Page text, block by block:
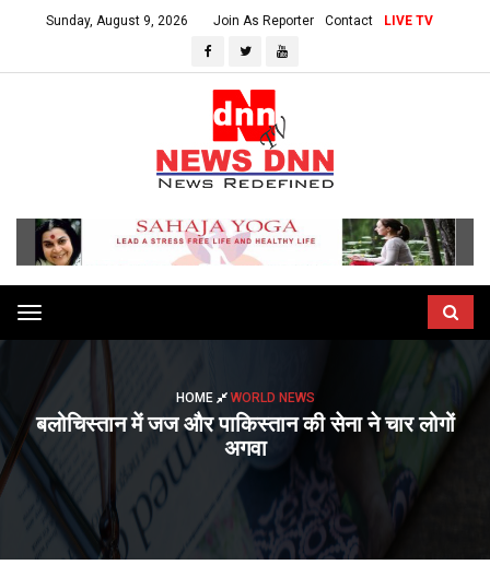
Sunday, August 9, 2026 Join As Reporter Contact LIVE TV
Toggle
navigation
HOME WORLD NEWS
बलोचिस्तान में जज और पाकिस्तान की सेना ने चार लोगों
अगवा